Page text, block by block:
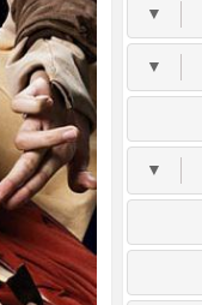
▼
▼
▼